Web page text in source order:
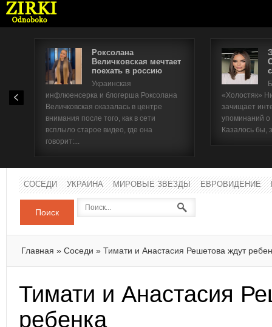
Роксолана
Величковская мечтает
поехать в россию
Украинская
инфлюенсерка и блогерша Роксолана
Величковская оказалась в центре
внимания после того, как в сети
всплыло старое видео, где она
говорит:...
«Холостяк»
зачищает
упоминаний
Казалось бы,
СОСЕДИ УКРАИНА МИРОВЫЕ ЗВЕЗДЫ ЕВРОВИДЕНИЕ
Поиск
Главная » Соседи » Тимати и Анастасия Решетова ждут
Тимати и Анастасия
ребенка
Имя